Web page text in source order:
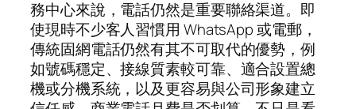
務中心來說，電話仍然是重要聯絡渠道。即
使現時不少客人習慣用 WhatsApp 或電郵，
傳統固網電話仍然有其不可取代的優勢，例
如號碼穩定、接線質素較可靠、適合設置總
機或分機系統，以及更容易與公司形象建立